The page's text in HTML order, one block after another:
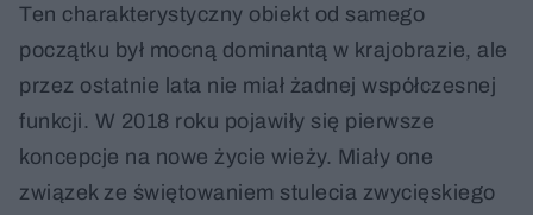
Ten charakterystyczny obiekt od samego
początku był mocną dominantą w krajobrazie, ale
przez ostatnie lata nie miał żadnej współczesnej
funkcji. W 2018 roku pojawiły się pierwsze
koncepcje na nowe życie wieży. Miały one
związek ze świętowaniem stulecia zwycięskiego